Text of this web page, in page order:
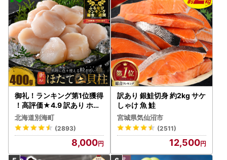
御礼！ランキング第1位獲得
！高評価★4.9 訳あり ホタ
テ 400g（ほたて 帆立 貝柱
冷凍 ）
北海道別海町
(2893)
8,000
訳あり 銀鮭切身 約2kg サケ
しゃけ 魚 鮭
宮城県気仙沼市
(2511)
12,500